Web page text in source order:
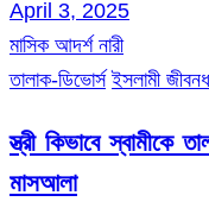
April 3, 2025
মাসিক আদর্শ নারী
তালাক-ডিভোর্স ইসলামী
স্ত্রী কিভাবে স্বামীকে
মাসআলা